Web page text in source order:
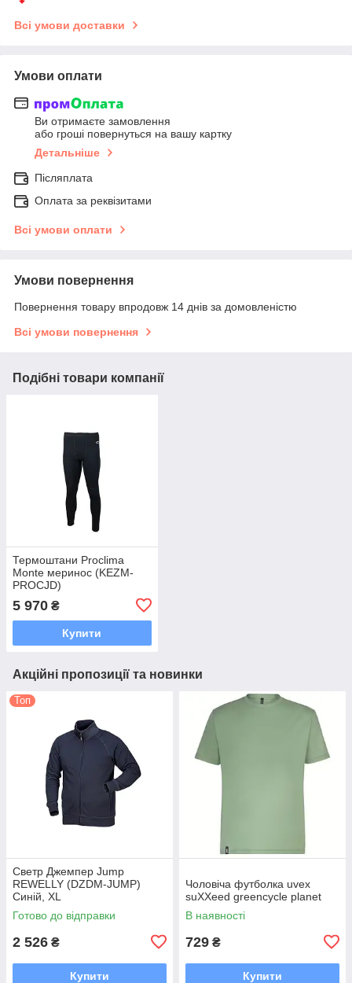
Всі умови доставки
Умови оплати
Ви отримаєте замовлення
або гроші повернуться на вашу картку
Детальніше
Післяплата
Оплата за реквізитами
Всі умови оплати
Умови повернення
Повернення товару впродовж 14 днів за домовленістю
Всі умови повернення
Подібні товари компанії
Термоштани Proclima
Monte меринос (KEZM-
PROCJD)
5 970 ₴
Купити
Акційні пропозиції та новинки
Топ
Светр Джемпер Jump
REWELLY (DZDM-JUMP)
Синій, XL
Готово до відправки
2 526 ₴
Купити
Чоловіча футболка uvex
suXXeed greencycle planet
В наявності
729 ₴
Купити